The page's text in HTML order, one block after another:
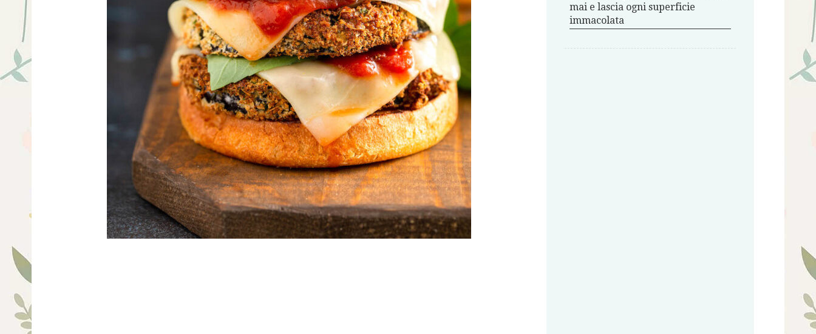
mai e lascia ogni superficie
immacolata